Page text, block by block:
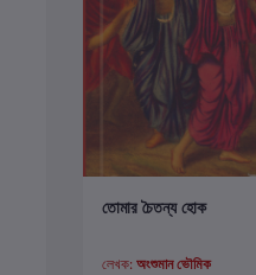
কার্টে যোগ করুন
তোমার চৈতন্য হোক
লেখক: অংশুমান ভৌমিক